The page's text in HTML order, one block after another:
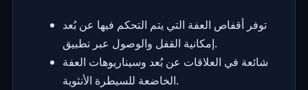
توفر أقفاص العفة التي يتم التحكم فيها عن بُعد
إمكانية القفل والوصول عبر تطبيق.
شائعة في العلاقات عن بُعد وسيناريوهات العفة
الخاضعة للسيطرة الأنثوية.